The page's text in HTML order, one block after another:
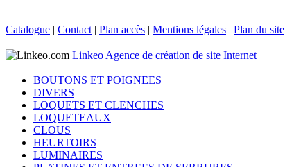
Catalogue | Contact | Plan accès | Mentions légales | Plan du site
Linkeo Agence de création de site Internet
BOUTONS ET POIGNEES
DIVERS
LOQUETS ET CLENCHES
LOQUETEAUX
CLOUS
HEURTOIRS
LUMINAIRES